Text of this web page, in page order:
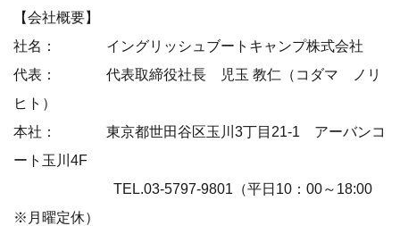
【会社概要】
社名： イングリッシュブートキャンプ株式会社
代表： 代表取締役社長 児玉 教仁（コダマ ノリ
ヒト）
本社： 東京都世田谷区玉川3丁目21-1 アーバンコ
ート玉川4F
TEL.03-5797-9801（平日10：00～18:00
※月曜定休）